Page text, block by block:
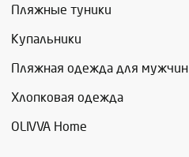
Пляжные туники
Купальники
Пляжная одежда для мужчин
Хлопковая одежда
OLIVVA Home